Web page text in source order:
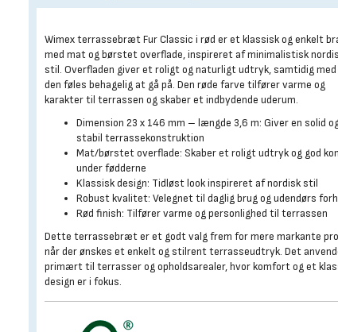
Wimex terrassebræt Fur Classic i rød er et klassisk og enkelt
med mat og børstet overflade, inspireret af minimalistisk
stil. Overfladen giver et roligt og naturligt udtryk, samtidig
den føles behagelig at gå på. Den røde farve tilfører varme og
karakter til terrassen og skaber et indbydende uderum.
Dimension 23 x 146 mm – længde 3,6 m: Giver en solid
stabil terrassekonstruktion
Mat/børstet overflade: Skaber et roligt udtryk og god
under fødderne
Klassisk design: Tidløst look inspireret af nordisk stil
Robust kvalitet: Velegnet til daglig brug og udendørs
Rød finish: Tilfører varme og personlighed til terrassen
Dette terrassebræt er et godt valg frem for mere markante
når der ønskes et enkelt og stilrent terrasseudtryk. Det
primært til terrasser og opholdsarealer, hvor komfort og et
design er i fokus.